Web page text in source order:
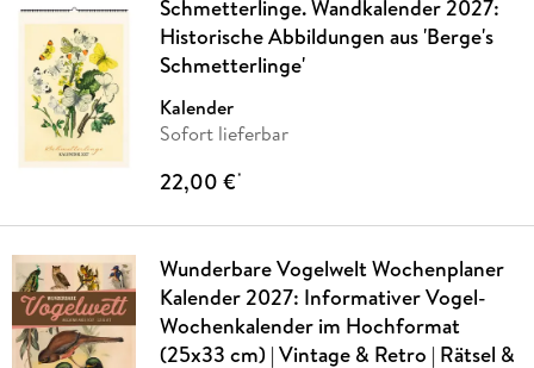
Schmetterlinge. Wandkalender 2027:
Historische Abbildungen aus 'Berge's
Schmetterlinge'
Kalender
Sofort lieferbar
22,00 €*
Wunderbare Vogelwelt Wochenplaner
Kalender 2027: Informativer Vogel-
Wochenkalender im Hochformat
(25x33 cm) | Vintage & Retro | Rätsel &